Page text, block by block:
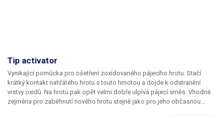
Tip activator
Vynikající pomůcka pro ošetření zoxidovaného pájecího hrotu. Stačí
krátký kontakt nahřátého hrotu s touto hmotou a dojde k odstranění
vrstvy oxidů. Na hrotu pak opět velmi dobře ulpívá pájecí směs. Vhodné
zejména pro zaběhnutí nového hrotu stejně jako pro jeho občasnou